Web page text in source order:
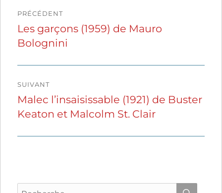
de
l’article
PRÉCÉDENT
Publication
précédente :
Les garçons (1959) de Mauro
Bolognini
SUIVANT
Publication
suivante :
Malec l’insaisissable (1921) de Buster
Keaton et Malcolm St. Clair
Recherche